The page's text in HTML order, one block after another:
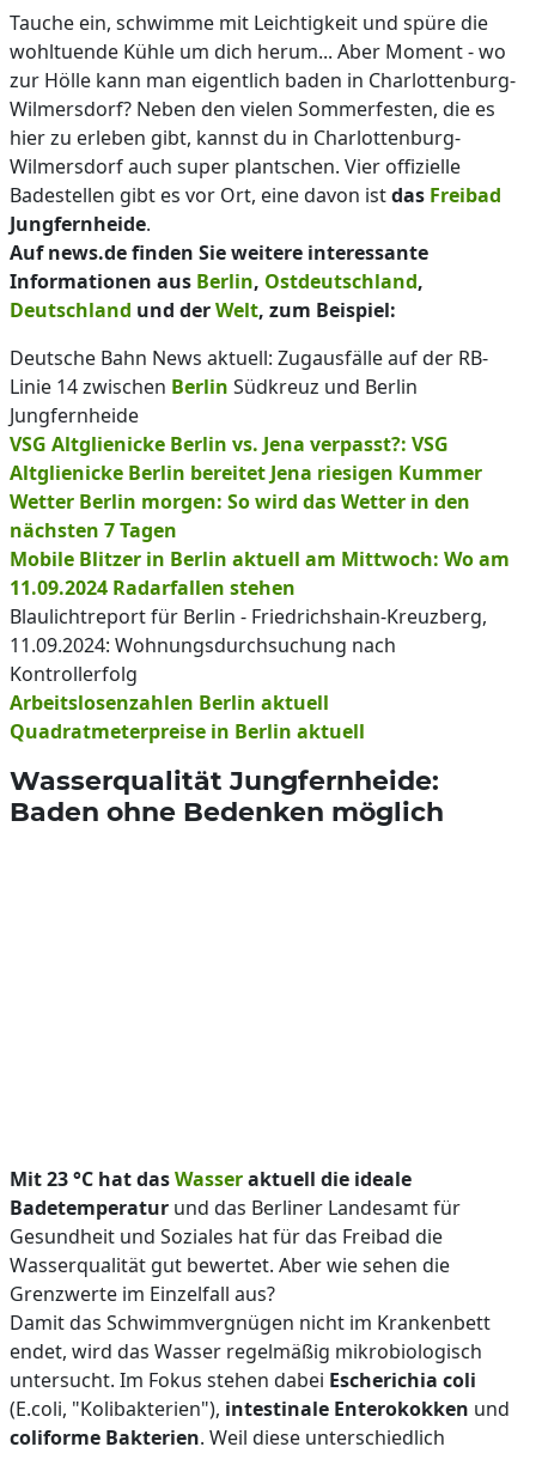
Tauche ein, schwimme mit Leichtigkeit und spüre die
wohltuende Kühle um dich herum... Aber Moment - wo
zur Hölle kann man eigentlich baden in Charlottenburg-
Wilmersdorf? Neben den vielen Sommerfesten, die es
hier zu erleben gibt, kannst du in Charlottenburg-
Wilmersdorf auch super plantschen. Vier offizielle
Badestellen gibt es vor Ort, eine davon istdas Freibad
Jungfernheide.
Auf news.de finden Sie weitere interessante
Informationen aus Berlin, Ostdeutschland,
Deutschland und derWelt, zum Beispiel:
Deutsche Bahn News aktuell: Zugausfälle auf der RB-
Linie 14 zwischen Berlin Südkreuz und Berlin
Jungfernheide
VSG Altglienicke Berlin vs. Jena verpasst?: VSG
Altglienicke Berlin bereitet Jena riesigen Kummer
Wetter Berlin morgen: So wird das Wetter in den
nächsten 7 Tagen
Mobile Blitzer in Berlin aktuell am Mittwoch: Wo am
11.09.2024 Radarfallen stehen
Blaulichtreport für Berlin - Friedrichshain-Kreuzberg,
11.09.2024: Wohnungsdurchsuchung nach
Kontrollerfolg
Arbeitslosenzahlen Berlin aktuell
Quadratmeterpreise in Berlin aktuell
Wasserqualität Jungfernheide:
Baden ohne Bedenken möglich
Mit 23 °C hat dasWasseraktuell die ideale
Badetemperatur und das Berliner Landesamt für
Gesundheit und Soziales hat für das Freibad die
Wasserqualität gut bewertet. Aber wie sehen die
Grenzwerte im Einzelfall aus?
Damit das Schwimmvergnügen nicht im Krankenbett
endet, wird das Wasser regelmäßig mikrobiologisch
untersucht. Im Fokus stehen dabei Escherichia coli
(E.coli, "Kolibakterien"), intestinale Enterokokken und
coliforme Bakterien. Weil diese unterschiedlich